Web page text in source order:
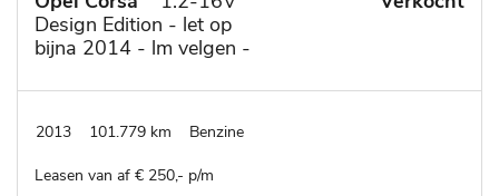
Design Edition - let op
bijna 2014 - lm velgen -
2013 101.779 km Benzine
Leasen van af € 250,- p/m